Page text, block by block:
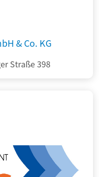
& Co. KG
Straße 398